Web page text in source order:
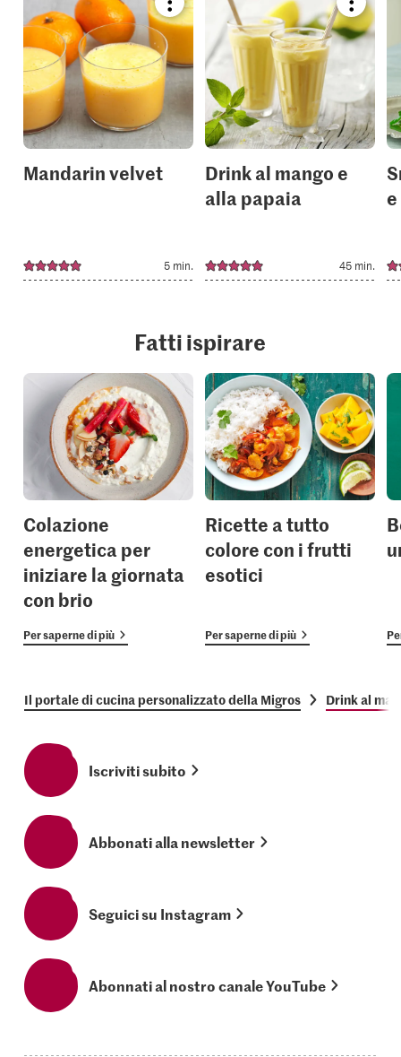
Bookmark
recipe
it
your
collections.
Mandarin velvet
5 min.
recipe
or
add
your
Drink al mango e
alla papaia
45 min.
Fatti ispirare
Colazione
energetica per
iniziare la giornata
con brio
Per saperne di più
Ricette a tutto
colore con i frutti
esotici
Per saperne di più
Il portale di cucina personalizzato della Migros Drink al
Iscriviti subito
Abbonati alla newsletter
Seguici su Instagram
Abonnati al nostro canale YouTube